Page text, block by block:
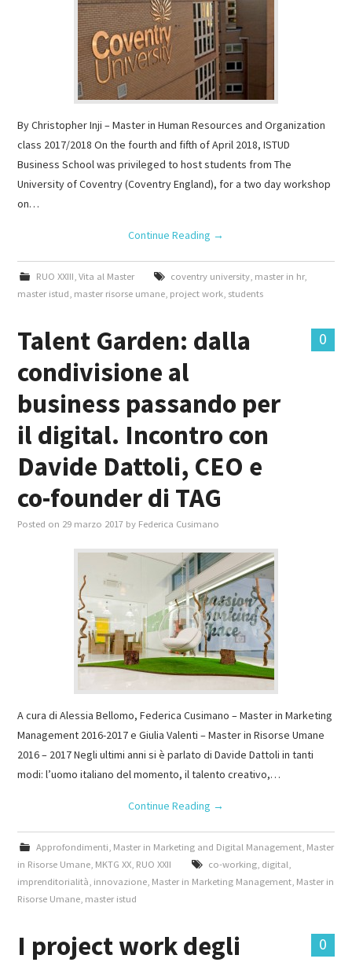
By Christopher Inji – Master in Human Resources and Organization
class 2017/2018 On the fourth and fifth of April 2018, ISTUD
Business School was privileged to host students from The
University of Coventry (Coventry England), for a two day workshop
on…
Continue Reading →
RUO XXIII Vita al Master coventry university, master in hr,
master istud master risorse umane project work students
0
Talent Garden: dalla
condivisione al
business passando per
il digital. Incontro con
Davide Dattoli, CEO e
co-founder di TAG
Posted on 29 marzo 2017 by Federica Cusimano
A cura di Alessia Bellomo, Federica Cusimano – Master in Marketing
Management 2016-2017 e Giulia Valenti – Master in Risorse Umane
2016 – 2017 Negli ultimi anni si è parlato di Davide Dattoli in tanti
modi: l’uomo italiano del momento, il talento creativo,…
Continue Reading →
Approfondimenti Master in Marketing and Digital Management, Master
in Risorse Umane MKTG XX RUO XXII co-working, digital
imprenditorialità innovazione Master in Marketing Management Master in
Risorse Umane master istud
0
I project work degli